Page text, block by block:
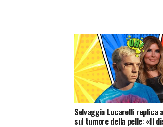
Selvaggia Lucarelli replica
sul tumore della pelle: «Il